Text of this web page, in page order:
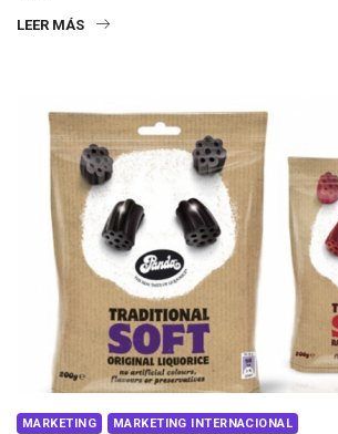
LEER MÁS
MARKETING MARKETING INTERNACIONAL